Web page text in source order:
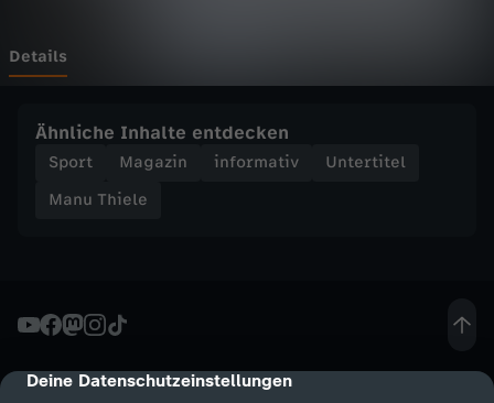
cmp-dialog-description
Deine Datenschutzeinstellungen
F
B
-
a
m
Details
Ähnliche Inhalte entdecken
Sport Magazin informativ
Untertitel
Manu Thiele